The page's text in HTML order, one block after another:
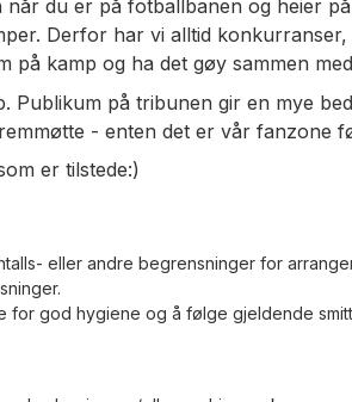
du er på fotballbanen og heier
Derfor har vi alltid
på kamp og ha det gøy sammen
Publikum på tribunen gir en mye
- enten det er vår fanzone
er tilstede:)
eller andre begrensninger for
for god hygiene og å følge gjeldende